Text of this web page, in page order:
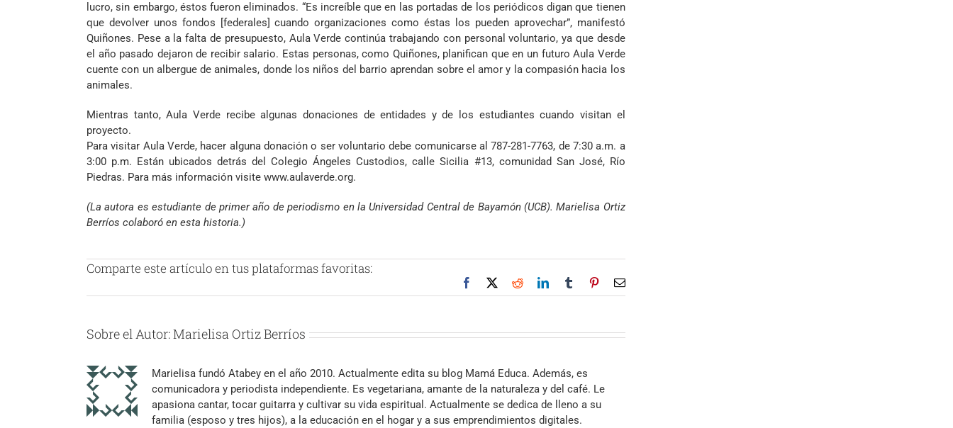
lucro, sin embargo, éstos fueron eliminados. “Es increíble que en las portadas de los periódicos digan que tienen
que devolver unos fondos [federales] cuando organizaciones como éstas los pueden aprovechar”, manifestó
Quiñones. Pese a la falta de presupuesto, Aula Verde continúa trabajando con personal voluntario, ya que desde
el año pasado dejaron de recibir salario. Estas personas, como Quiñones, planifican que en un futuro Aula Verde
cuente con un albergue de animales, donde los niños del barrio aprendan sobre el amor y la compasión hacia los
animales.
Mientras tanto, Aula Verde recibe algunas donaciones de entidades y de los estudiantes cuando visitan el
proyecto.
Para visitar Aula Verde, hacer alguna donación o ser voluntario debe comunicarse al 787-281-7763, de 7:30 a.m. a
3:00 p.m. Están ubicados detrás del Colegio Ángeles Custodios, calle Sicilia #13, comunidad San José, Río
Piedras. Para más información visite www.aulaverde.org.
(La autora es estudiante de primer año de periodismo en la Universidad Central de Bayamón (UCB). Marielisa Ortiz
Berríos colaboró en esta historia.)
Comparte este artículo en tus plataformas favoritas:
Facebook
X RedditLinkedInTumblrPinterestCorreo
electrónico
Sobre el Autor:Marielisa Ortiz Berríos
Marielisa fundó Atabey en el año 2010. Actualmente edita su blog Mamá Educa. Además, es
comunicadora y periodista independiente. Es vegetariana, amante de la naturaleza y del café. Le
apasiona cantar, tocar guitarra y cultivar su vida espiritual. Actualmente se dedica de lleno a su
familia (esposo y tres hijos), a la educación en el hogar y a sus emprendimientos digitales.